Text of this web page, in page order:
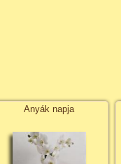
Anyák napja